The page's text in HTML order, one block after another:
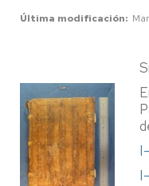
Última modificación